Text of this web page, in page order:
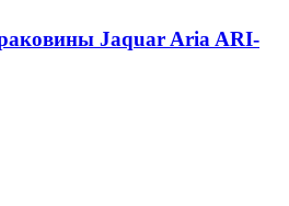
Jaquar Aria ARI-